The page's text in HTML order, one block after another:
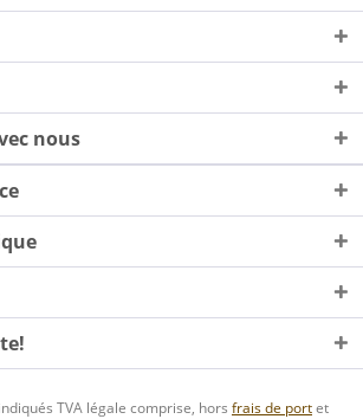
nous
TVA légale comprise, hors frais de portet